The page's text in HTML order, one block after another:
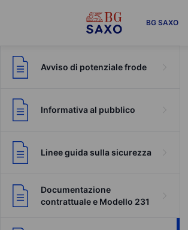
BG SAXO
Avviso di potenziale frode
Informativa al pubblico
Linee guida sulla sicurezza
Documentazione
contrattuale e Modello 231